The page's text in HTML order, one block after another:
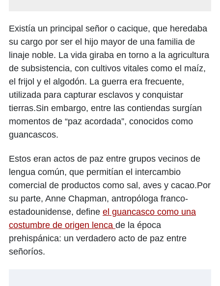
Existía un principal señor o cacique, que heredaba
su cargo por ser el hijo mayor de una familia de
linaje noble. La vida giraba en torno a la agricultura
de subsistencia, con cultivos vitales como el maíz,
el frijol y el algodón. La guerra era frecuente,
utilizada para capturar esclavos y conquistar
tierras.Sin embargo, entre las contiendas surgían
momentos de “paz acordada”, conocidos como
guancascos.
Estos eran actos de paz entre grupos vecinos de
lengua común, que permitían el intercambio
comercial de productos como sal, aves y cacao.Por
su parte, Anne Chapman, antropóloga franco-
estadounidense, define el guancasco como una
costumbre de origen lenca de la época
prehispánica: un verdadero acto de paz entre
señoríos.